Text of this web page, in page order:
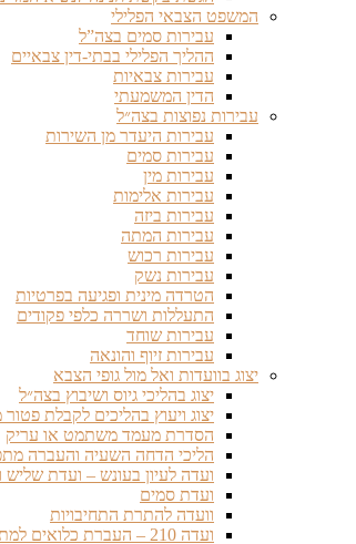
המשפט הצבאי הפלילי
עבירות סמים בצה”ל
ההליך הפלילי בבתי-דין צבאיים
עבירות צבאיות
הדין המשמעתי
עבירות נפוצות בצה״ל
עבירות היעדר מן השירות
עבירות סמים
עבירות מין
עבירות אלימות
עבירות ביזה
עבירות המתה
עבירות רכוש
עבירות נשק
הטרדה מינית ופגיעה בפרטיות
התעללות ושררה כלפי פקודים
עבירות שוחד
עבירות זיוף והונאה
יצוג בוועדות ואל מול גופי הצבא
יצוג בהליכי גיוס ושיבוץ בצה״ל
יצוג ויעוץ בהליכים לקבלת
הסדרת מעמד משתמט או עריק
הליכי הדחה השעיה והעברה
ועדה לעיון בעונש – ועדת שליש
ועדת סמים
וועדה להתרת התחיבויות
ועדה 210 – העברת כלואים למתקן כליאה אזרחי